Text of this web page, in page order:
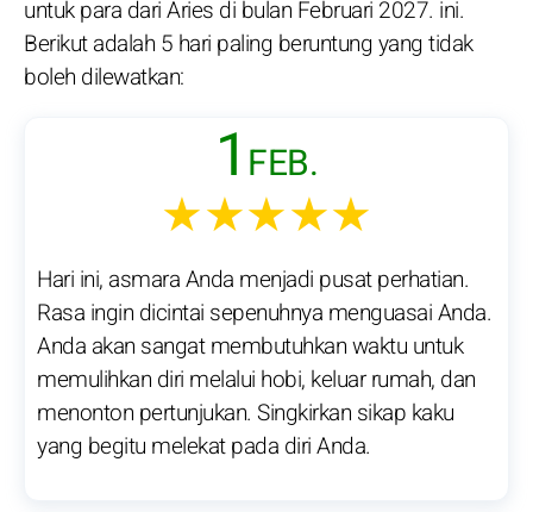
untuk para dari Aries di bulan Februari 2027. ini.
Berikut adalah 5 hari paling beruntung yang tidak
boleh dilewatkan:
1 FEB.
★★★★★
Hari ini, asmara Anda menjadi pusat perhatian.
Rasa ingin dicintai sepenuhnya menguasai Anda.
Anda akan sangat membutuhkan waktu untuk
memulihkan diri melalui hobi, keluar rumah, dan
menonton pertunjukan. Singkirkan sikap kaku
yang begitu melekat pada diri Anda.